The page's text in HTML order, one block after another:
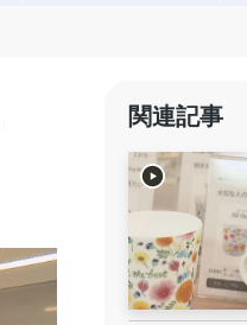
関連記事